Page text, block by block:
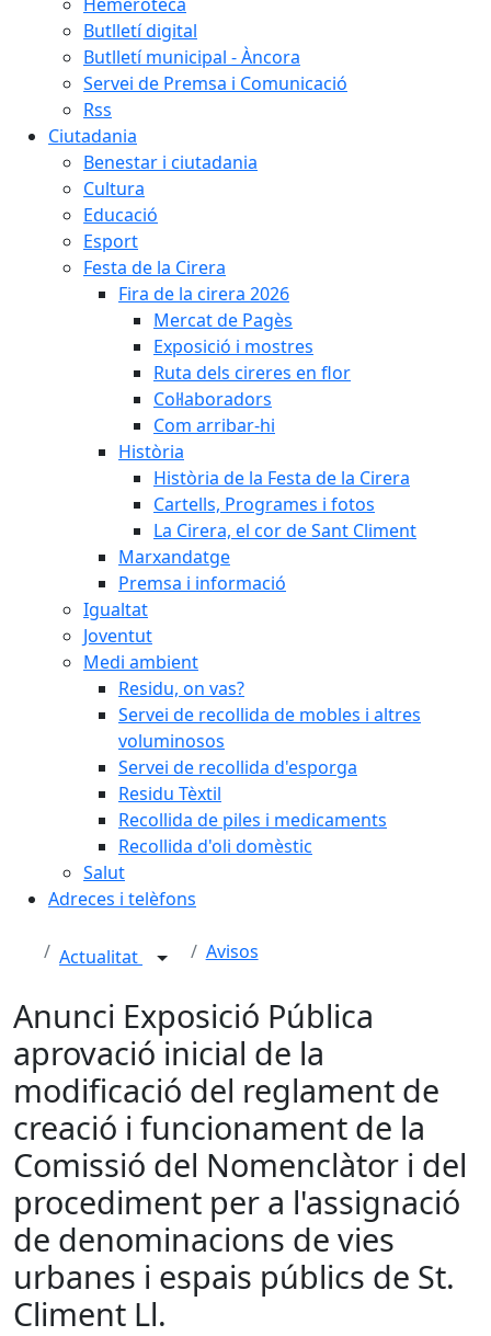
Butlletí digital
Butlletí municipal - Àncora
Servei de Premsa i Comunicació
Rss
Ciutadania
Benestar i ciutadania
Cultura
Educació
Esport
Festa de la Cirera
Fira de la cirera 2026
Mercat de Pagès
Exposició i mostres
Ruta dels cireres en flor
Col·laboradors
Com arribar-hi
Història
Història de la Festa de la Cirera
Cartells, Programes i fotos
La Cirera, el cor de Sant Climent
Marxandatge
Premsa i informació
Igualtat
Joventut
Medi ambient
Residu, on vas?
Servei de recollida de mobles i altres
voluminosos
Servei de recollida d'esporga
Residu Tèxtil
Recollida de piles i medicaments
Recollida d'oli domèstic
Salut
Adreces i telèfons
Actualitat Avisos
Anunci Exposició Pública
aprovació inicial de la
modificació del reglament de
creació i funcionament de la
Comissió del Nomenclàtor i del
procediment per a l'assignació
de denominacions de vies
urbanes i espais públics de St.
Climent Ll.